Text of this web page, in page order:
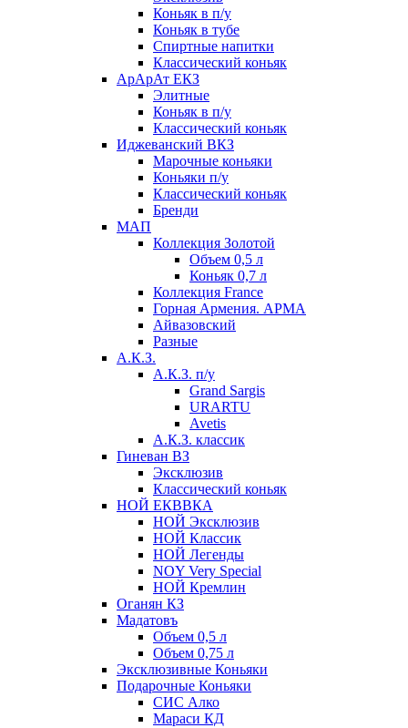
Коньяк в п/у
Коньяк в тубе
Спиртные напитки
Классический коньяк
АрАрАт ЕКЗ
Элитные
Коньяк в п/у
Классический коньяк
Иджеванский ВКЗ
Марочные коньяки
Коньяки п/у
Классический коньяк
Бренди
МАП
Коллекция Золотой
Объем 0,5 л
Коньяк 0,7 л
Коллекция France
Горная Армения. АРМА
Айвазовский
Разные
А.К.З.
А.К.З. п/у
Grand Sargis
URARTU
Avetis
А.К.З. классик
Гиневан ВЗ
Эксклюзив
Классический коньяк
НОЙ ЕКВВКА
НОЙ Эксклюзив
НОЙ Классик
НОЙ Легенды
NOY Very Speсial
НОЙ Кремлин
Оганян КЗ
Мадатовъ
Объем 0,5 л
Объем 0,75 л
Эксклюзивные Коньяки
Подарочные Коньяки
СИС Алко
Мараси КД